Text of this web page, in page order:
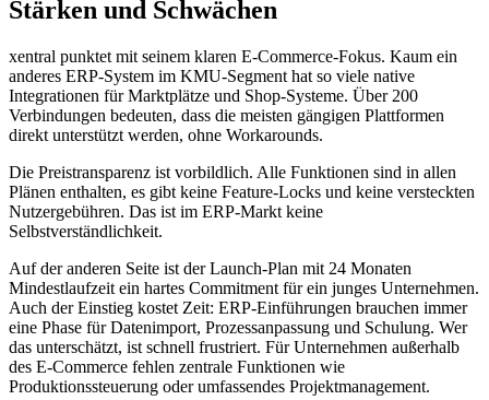
Stärken und Schwächen
xentral punktet mit seinem klaren E-Commerce-Fokus. Kaum ein
anderes ERP-System im KMU-Segment hat so viele native
Integrationen für Marktplätze und Shop-Systeme. Über 200
Verbindungen bedeuten, dass die meisten gängigen Plattformen
direkt unterstützt werden, ohne Workarounds.
Die Preistransparenz ist vorbildlich. Alle Funktionen sind in allen
Plänen enthalten, es gibt keine Feature-Locks und keine versteckten
Nutzergebühren. Das ist im ERP-Markt keine
Selbstverständlichkeit.
Auf der anderen Seite ist der Launch-Plan mit 24 Monaten
Mindestlaufzeit ein hartes Commitment für ein junges Unternehmen.
Auch der Einstieg kostet Zeit: ERP-Einführungen brauchen immer
eine Phase für Datenimport, Prozessanpassung und Schulung. Wer
das unterschätzt, ist schnell frustriert. Für Unternehmen außerhalb
des E-Commerce fehlen zentrale Funktionen wie
Produktionssteuerung oder umfassendes Projektmanagement.